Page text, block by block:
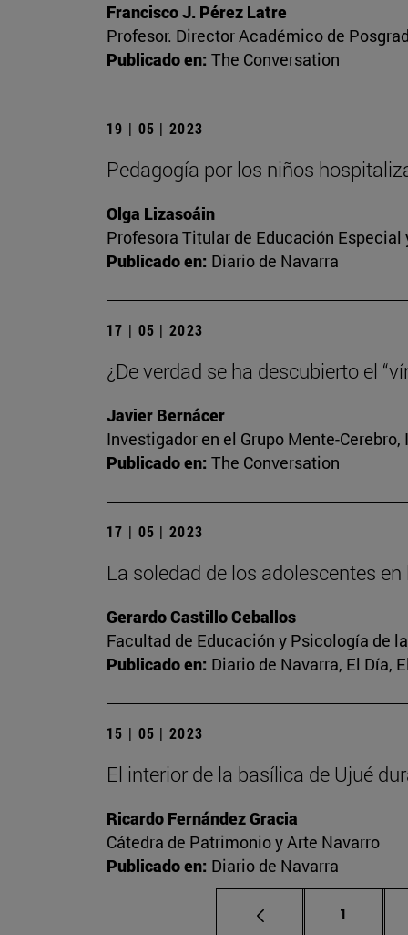
Francisco J. Pérez Latre
Profesor. Director Académico de
Publicado en: The Conversation
19 | 05 | 2023
Pedagogía por los niños
Olga Lizasoáin
Profesora Titular de Educación
Publicado en: Diario de Navarra
17 | 05 | 2023
¿De verdad se ha descubierto el
Javier Bernácer
Investigador en el Grupo Mente-
Publicado en: The Conversation
17 | 05 | 2023
La soledad de los adolescentes
Gerardo Castillo Ceballos
Facultad de Educación y Psicología de
Publicado en: Diario de Navarra, El Día,
15 | 05 | 2023
El interior de la basílica de Ujué
Ricardo Fernández Gracia
Cátedra de Patrimonio y Arte Navarro
Publicado en: Diario de Navarra
Página
1